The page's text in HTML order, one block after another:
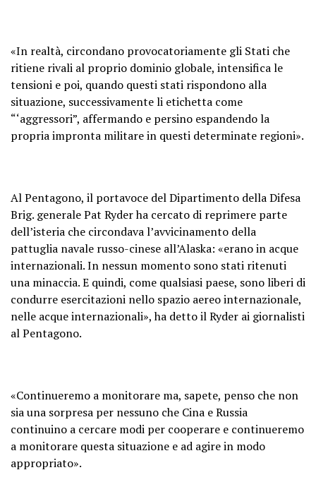
«In realtà, circondano provocatoriamente gli Stati che
ritiene rivali al proprio dominio globale, intensifica le
tensioni e poi, quando questi stati rispondono alla
situazione, successivamente li etichetta come
“‘aggressori”, affermando e persino espandendo la
propria impronta militare in questi determinate regioni».
Al Pentagono, il portavoce del Dipartimento della Difesa
Brig. generale Pat Ryder ha cercato di reprimere parte
dell’isteria che circondava l’avvicinamento della
pattuglia navale russo-cinese all’Alaska: «erano in acque
internazionali. In nessun momento sono stati ritenuti
una minaccia. E quindi, come qualsiasi paese, sono liberi di
condurre esercitazioni nello spazio aereo internazionale,
nelle acque internazionali», ha detto il Ryder ai giornalisti
al Pentagono.
«Continueremo a monitorare ma, sapete, penso che non
sia una sorpresa per nessuno che Cina e Russia
continuino a cercare modi per cooperare e continueremo
a monitorare questa situazione e ad agire in modo
appropriato».